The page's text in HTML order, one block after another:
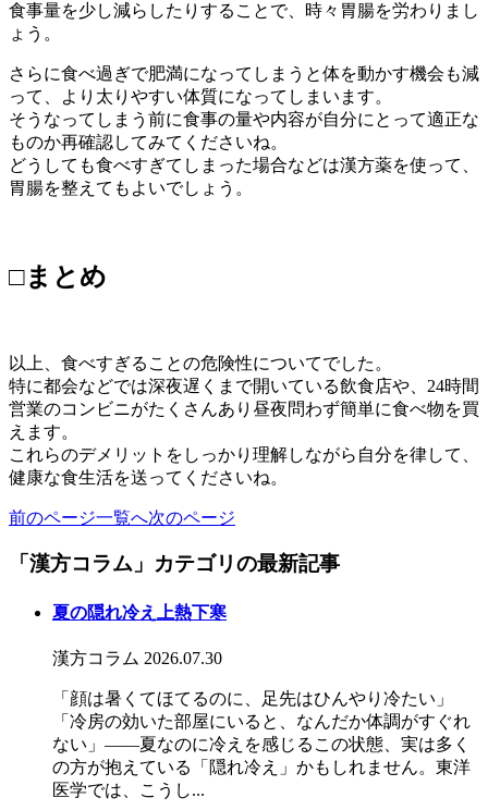
食事量を少し減らしたりすることで、時々胃腸を労わりまし
ょう。
さらに食べ過ぎで肥満になってしまうと体を動かす機会も減
って、より太りやすい体質になってしまいます。
そうなってしまう前に食事の量や内容が自分にとって適正な
ものか再確認してみてくださいね。
どうしても食べすぎてしまった場合などは漢方薬を使って、
胃腸を整えてもよいでしょう。
□まとめ
以上、食べすぎることの危険性についてでした。
特に都会などでは深夜遅くまで開いている飲食店や、24時間
営業のコンビニがたくさんあり昼夜問わず簡単に食べ物を買
えます。
これらのデメリットをしっかり理解しながら自分を律して、
健康な食生活を送ってくださいね。
前のページ一覧へ次のページ
「漢方コラム」カテゴリの最新記事
夏の隠れ冷え上熱下寒
漢方コラム 2026.07.30
「顔は暑くてほてるのに、足先はひんやり冷たい」
「冷房の効いた部屋にいると、なんだか体調がすぐれ
ない」――夏なのに冷えを感じるこの状態、実は多く
の方が抱えている「隠れ冷え」かもしれません。東洋
医学では、こうし...